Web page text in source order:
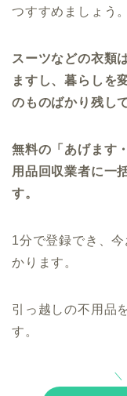
つすすめましょう。
スーツなどの衣類
ますし、暮らしを
のものばかり残し
無料の「あげます
用品回収業者に一
す。
1分で登録でき、
かります。
引っ越しの不用品
す。